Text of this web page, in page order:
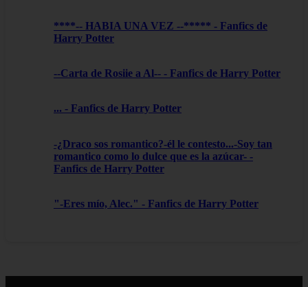
****-- HABIA UNA VEZ --***** - Fanfics de
Harry Potter
--Carta de Rosiie a Al-- - Fanfics de Harry Potter
... - Fanfics de Harry Potter
-¿Draco sos romantico?-él le contesto...-Soy tan
romantico como lo dulce que es la azúcar- -
Fanfics de Harry Potter
"-Eres mío, Alec." - Fanfics de Harry Potter